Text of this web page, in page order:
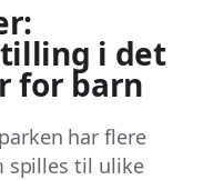
i det
for barn
har flere
spilles til ulike